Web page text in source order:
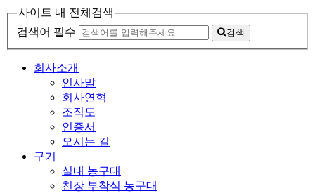
사이트 내 전체검색
검색어 필수
검색
회사소개
인사말
회사연혁
조직도
인증서
오시는 길
구기
실내 농구대
천장 부착식 농구대